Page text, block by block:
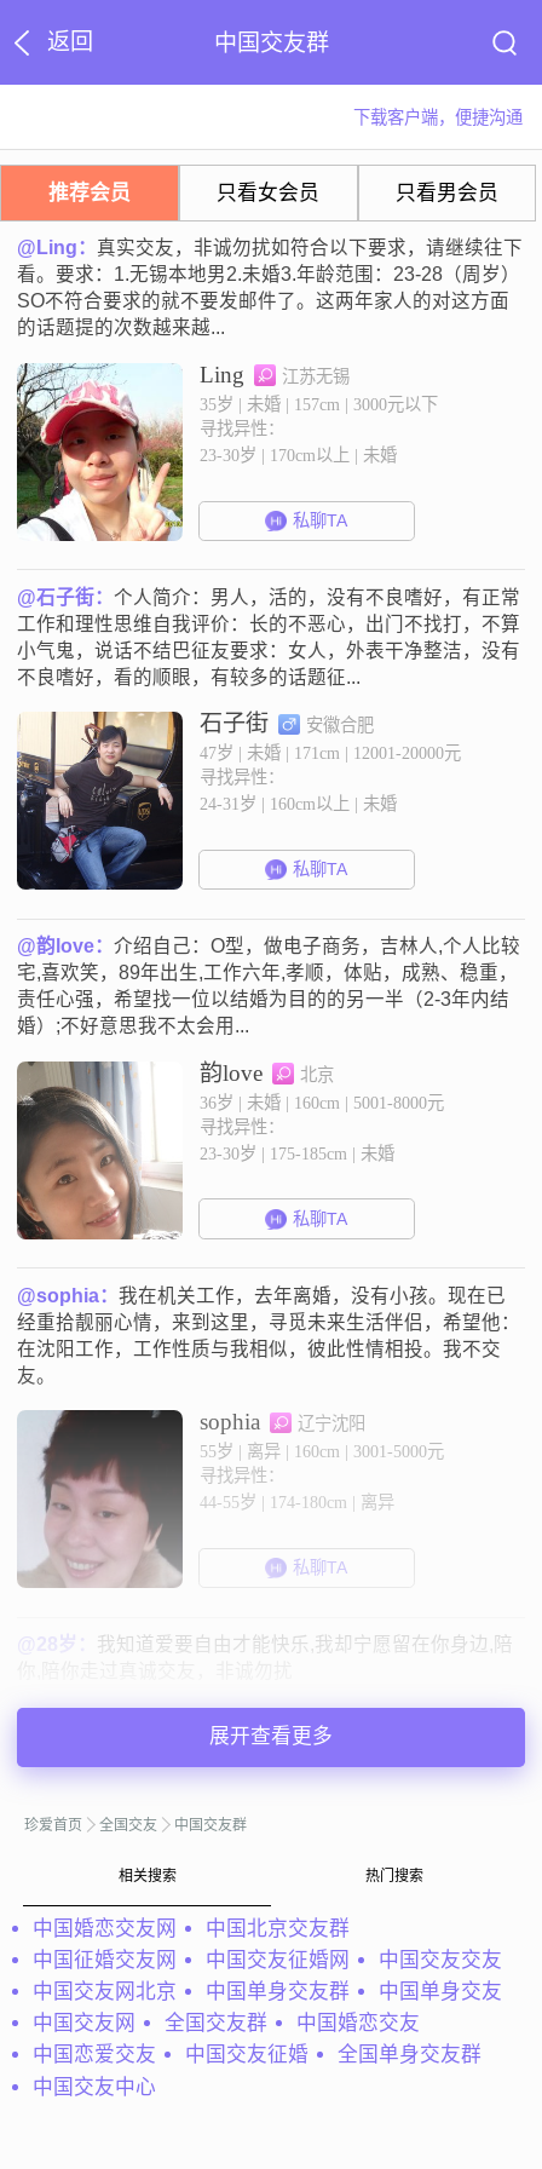
返回 中国交友群
下载客户端，便捷沟通
推荐会员 只看女会员 只看男会员
@Ling： 真实交友，非诚勿扰如符合以下要求，请继续往下
看。要求：1.无锡本地男2.未婚3.年龄范围：23-28（周岁）
SO不符合要求的就不要发邮件了。这两年家人的对这方面
的话题提的次数越来越...
Ling
江苏无锡
35岁 | 未婚 | 157cm | 3000元以下
寻找异性：
23-30岁 | 170cm以上 | 未婚
私聊TA
@石子街： 个人简介：男人，活的，没有不良嗜好，有正常
工作和理性思维自我评价：长的不恶心，出门不找打，不算
小气鬼，说话不结巴征友要求：女人，外表干净整洁，没有
不良嗜好，看的顺眼，有较多的话题征...
石子街
安徽合肥
47岁 | 未婚 | 171cm | 12001-20000元
寻找异性：
24-31岁 | 160cm以上 | 未婚
私聊TA
@韵love：介绍自己：O型，做电子商务，吉林人,个人比较
宅,喜欢笑，89年出生,工作六年,孝顺，体贴，成熟、稳重，
责任心强，希望找一位以结婚为目的的另一半（2-3年内结
婚）;不好意思我不太会用...
韵love
北京
36岁 | 未婚 | 160cm | 5001-8000元
寻找异性：
23-30岁 | 175-185cm | 未婚
私聊TA
@sophia：我在机关工作，去年离婚，没有小孩。现在已
经重拾靓丽心情，来到这里，寻觅未来生活伴侣，希望他：
在沈阳工作，工作性质与我相似，彼此性情相投。我不交
友。
sophia
辽宁沈阳
55岁 | 离异 | 160cm | 3001-5000元
寻找异性：
44-55岁 | 174-180cm | 离异
私聊TA
@28岁： 我知道爱要自由才能快乐,我却宁愿留在你身边,陪
41岁 | 未婚 | 174cm | 3001-5000元
寻找异性：
@鸿尘慢舞：一个平凡而普通的人，相貌不影响市容，身高
只有175cm,体重65kg.喜欢体育运动，比如爬山，健身，打
羽毛球。。。。不抽烟，喝酒。只想找个心地善良的平凡女
姟，有什么心事能一起分享，...
鸿尘慢舞
广东广州
展开查看更多
珍爱首页 全国交友 中国交友群
相关搜索 热门搜索
中国婚恋交友网
中国北京交友群
中国征婚交友网
中国交友征婚网
中国交友交友
中国交友网北京
中国单身交友群
中国单身交友
中国交友网
全国交友群
中国婚恋交友
中国恋爱交友
中国交友征婚
全国单身交友群
中国交友中心